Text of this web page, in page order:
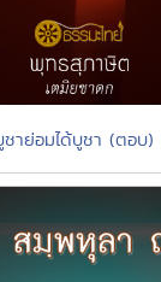
าย่อมได้บูชา (ตอบ)